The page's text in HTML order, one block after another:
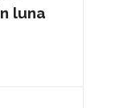
luna